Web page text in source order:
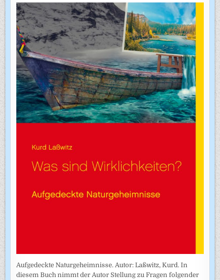
Aufgedeckte Naturgeheimnisse. Autor: Laßwitz, Kurd. In
diesem Buch nimmt der Autor Stellung zu Fragen folgender